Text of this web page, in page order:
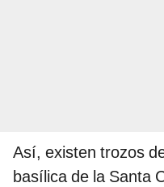
Así, existen trozos
basílica de la Santa